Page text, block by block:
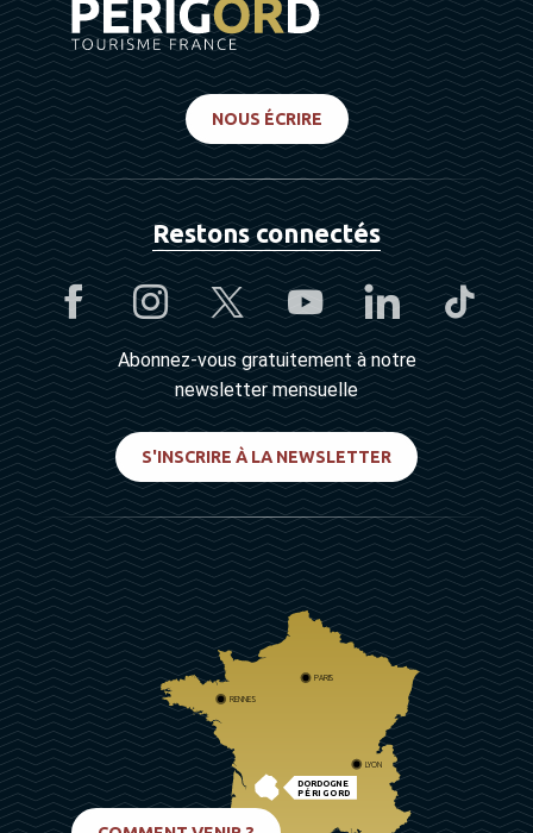
NOUS ÉCRIRE
Restons connectés
Abonnez-vous gratuitement à notre
newsletter mensuelle
S'INSCRIRE À LA NEWSLETTER
DORDOGNE
PÉRIGORD
PARIS
RENNES
LYON